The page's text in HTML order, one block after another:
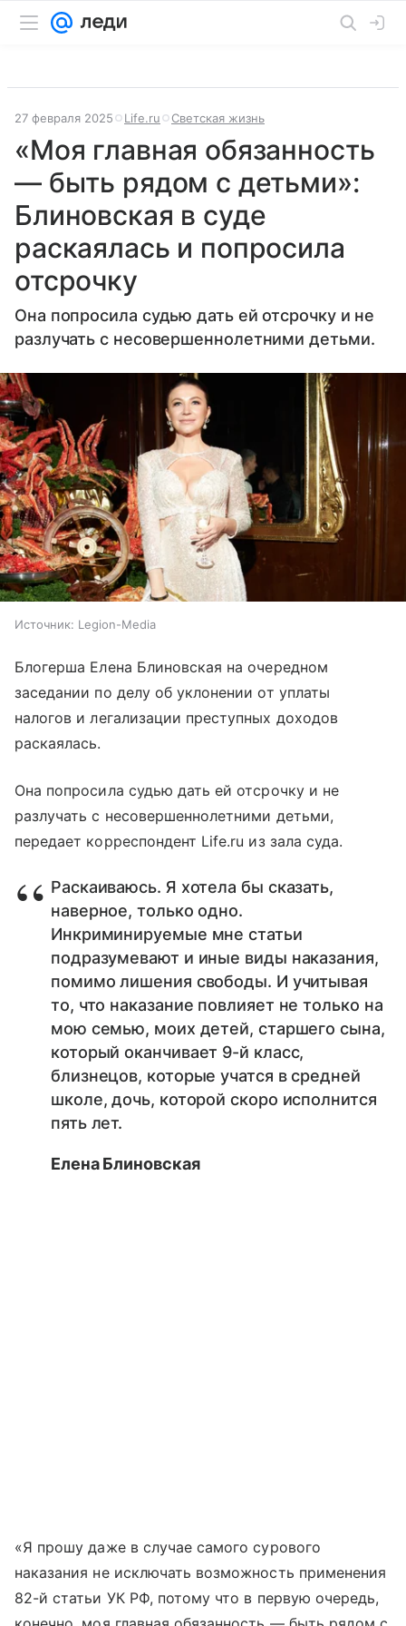
27 февраля 2025 Life.ru Светская жизнь
«Моя главная обязанность
— быть рядом с детьми»:
Блиновская в суде
раскаялась и попросила
отсрочку
Она попросила судью дать ей отсрочку и не
разлучать с несовершеннолетними детьми.
Источник: Legion-Media
Блогерша Елена Блиновская на очередном
заседании по делу об уклонении от уплаты
налогов и легализации преступных доходов
раскаялась.
Она попросила судью дать ей отсрочку и не
разлучать с несовершеннолетними детьми,
передает корреспондент Life.ru из зала суда.
Раскаиваюсь. Я хотела бы сказать,
наверное, только одно.
Инкриминируемые мне статьи
подразумевают и иные виды наказания,
помимо лишения свободы. И учитывая
то, что наказание повлияет не только на
мою семью, моих детей, старшего сына,
который оканчивает 9-й класс,
близнецов, которые учатся в средней
школе, дочь, которой скоро исполнится
пять лет.
Елена Блиновская
«Я прошу даже в случае самого сурового
наказания не исключать возможность применения
82-й статьи УК РФ, потому что в первую очередь,